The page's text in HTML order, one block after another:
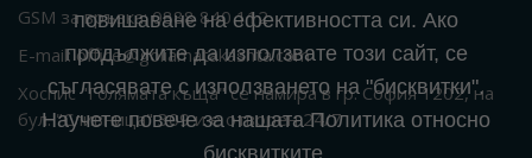
GSM за връзка: 0888 840 112
E-mail: office@goliamatakashta.com
Хоспис "Голямата къща" се намира в гр. София 1202, на
бул. "Сливница" 309 и е отворен 24/7
повишаване на ефективността си. Ако
продължите да използвате този сайт, се
съгласявате с използването на "бисквитки".
Научете повече за нашата Политика относно
бисквитките.